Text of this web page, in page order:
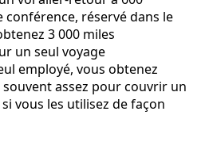
réservé dans le
3 000 miles
un seul voyage
employé, vous obtenez
souvent assez pour couvrir un
vous les utilisez de façon